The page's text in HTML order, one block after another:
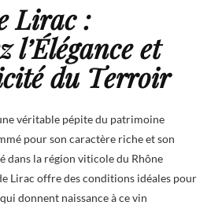
Lirac :
l’Élégance et
du Terroir
véritable pépite du patrimoine
pour son caractère riche et son
dans la région viticole du Rhône
Lirac offre des conditions idéales pour
donnent naissance à ce vin